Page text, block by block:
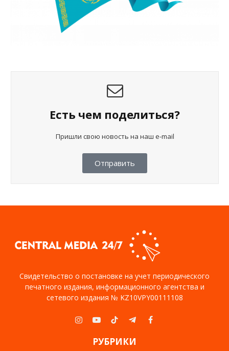
Есть чем поделиться?
Пришли свою новость на наш e-mail
Отправить
Свидетельство о постановке на учет периодического
печатного издания, информационного агентства и
сетевого издания № KZ10VPY00111108
Instagram
YouTubeTikTokTelegramFacebook
РУБРИКИ